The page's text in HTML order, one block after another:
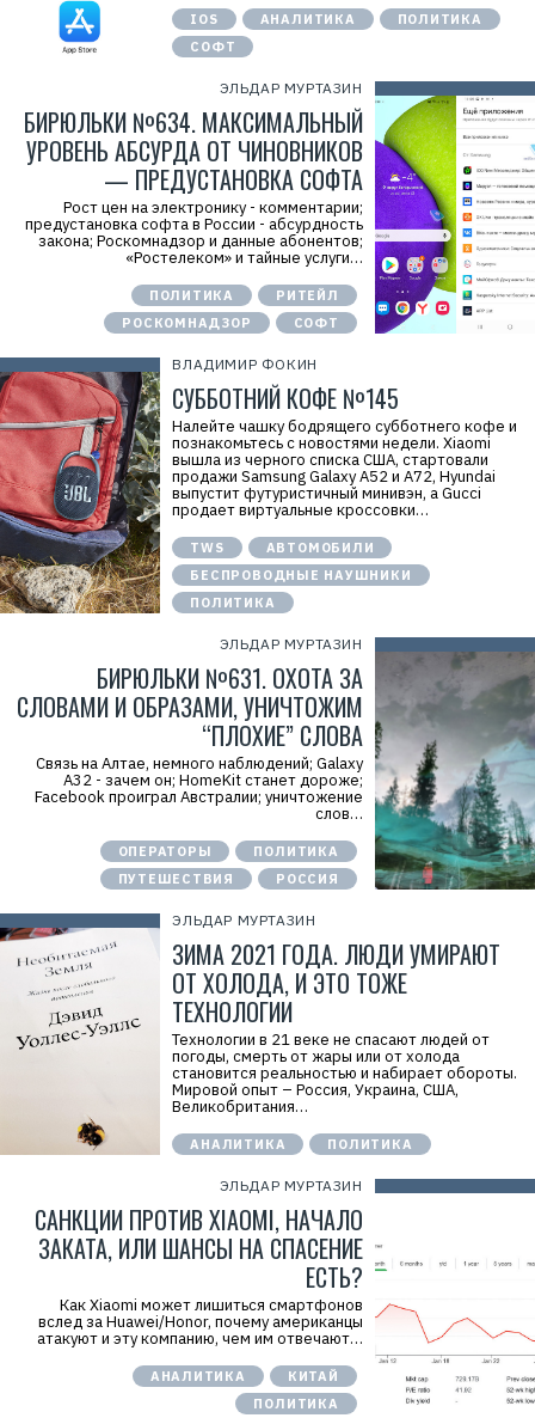
IOS АНАЛИТИКА
ПОЛИТИКА
СОФТ
ЭЛЬДАР МУРТАЗИН
БИРЮЛЬКИ №634. МАКСИМАЛЬНЫЙ
УРОВЕНЬ АБСУРДА ОТ ЧИНОВНИКОВ
— ПРЕДУСТАНОВКА СОФТА
Рост цен на электронику - комментарии;
предустановка софта в России - абсурдность
закона; Роскомнадзор и данные абонентов;
«Ростелеком» и тайные услуги…
ПОЛИТИКА
РИТЕЙЛ
РОСКОМНАДЗОР
СОФТ
ВЛАДИМИР ФОКИН
СУББОТНИЙ КОФЕ №145
Налейте чашку бодрящего субботнего кофе и
познакомьтесь с новостями недели. Xiaomi
вышла из черного списка США, стартовали
продажи Samsung Galaxy A52 и A72, Hyundai
выпустит футуристичный минивэн, а Gucci
продает виртуальные кроссовки…
TWS
АВТОМОБИЛИ
БЕСПРОВОДНЫЕ НАУШНИКИ
ПОЛИТИКА
ЭЛЬДАР МУРТАЗИН
БИРЮЛЬКИ №631. ОХОТА ЗА
СЛОВАМИ И ОБРАЗАМИ, УНИЧТОЖИМ
“ПЛОХИЕ” СЛОВА
Связь на Алтае, немного наблюдений; Galaxy
A32 - зачем он; HomeKit станет дороже;
Facebook проиграл Австралии; уничтожение
слов…
ОПЕРАТОРЫ
ПОЛИТИКА
ПУТЕШЕСТВИЯ
РОССИЯ
ЭЛЬДАР МУРТАЗИН
ЗИМА 2021 ГОДА. ЛЮДИ УМИРАЮТ
ОТ ХОЛОДА, И ЭТО ТОЖЕ
ТЕХНОЛОГИИ
Технологии в 21 веке не спасают людей от
погоды, смерть от жары или от холода
становится реальностью и набирает обороты.
Мировой опыт – Россия, Украина, США,
Великобритания…
АНАЛИТИКА ПОЛИТИКА
ЭЛЬДАР МУРТАЗИН
САНКЦИИ ПРОТИВ XIAOMI, НАЧАЛО
ЗАКАТА, ИЛИ ШАНСЫ НА СПАСЕНИЕ
ЕСТЬ?
Как Xiaomi может лишиться смартфонов
вслед за Huawei/Honor, почему американцы
атакуют и эту компанию, чем им отвечают…
АНАЛИТИКА
КИТАЙ
ПОЛИТИКА